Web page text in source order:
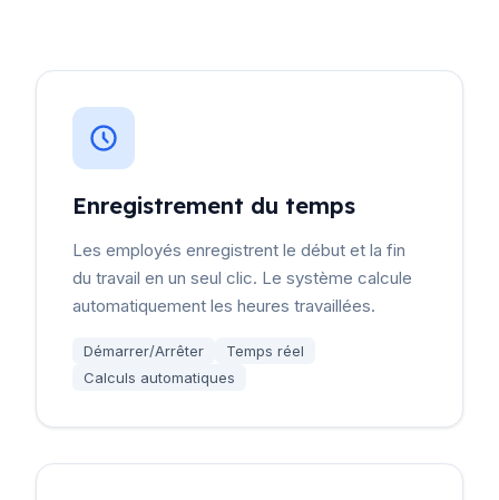
Enregistrement du temps
Les employés enregistrent le début et la fin
du travail en un seul clic. Le système calcule
automatiquement les heures travaillées.
Démarrer/Arrêter
Temps réel
Calculs automatiques